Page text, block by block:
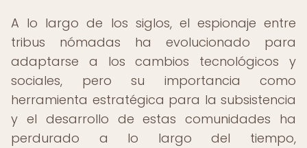
A lo largo de los siglos, el espionaje entre
tribus nómadas ha evolucionado para
adaptarse a los cambios tecnológicos y
sociales, pero su importancia como
herramienta estratégica para la subsistencia
y el desarrollo de estas comunidades ha
perdurado a lo largo del tiempo,